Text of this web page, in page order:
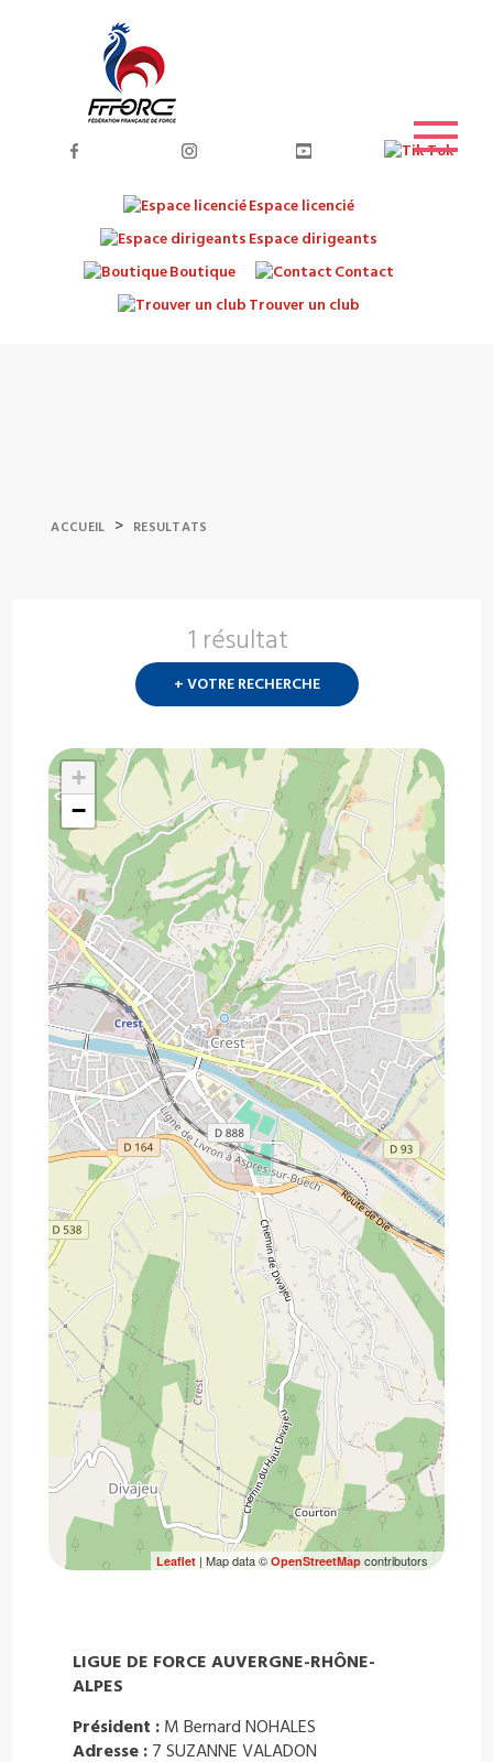
Espace licencié
Espace dirigeants
Boutique
Contact
Trouver un club
ACCUEIL > RESULTATS
1 résultat
+ VOTRE RECHERCHE
+
−
Leaflet| Map data © OpenStreetMapcontributors
LIGUE DE FORCE AUVERGNE-RHÔNE-
ALPES
Président : M Bernard NOHALES
Adresse : 7 SUZANNE VALADON